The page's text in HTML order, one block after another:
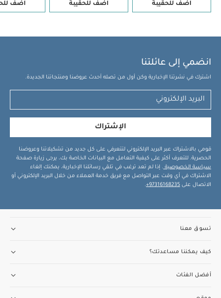
اضف للحقيبة اضف للحقيبة اضف
انضمي إلى عائلتنا
اشترك في نشرتنا الإخبارية وكن أول من تصله أحدث عروضنا ومنتجاتنا الجديدة.
الإشتراك
قومي بالاشتراك عبر البريد الإلكتروني لتتعرفي على كل جديد من تشكيلاتنا وعروضنا
الحصرية. للتعرف أكثر على كيفية التعامل مع البيانات الخاصة بك، يرجى زيارة صفحة
سياسة الخصوصية . إذا لم تعد ترغب في تلقي رسائلنا الإخبارية، يمكنك إلغاء
الاشتراك في أي وقت عبر التواصل مع فريق خدمة العملاء من خلال البريد الإلكتروني أو
الاتصال على 97316168235+
.
تسوق معنا
كيف يمكننا مساعدتك؟
أفضل الفئات